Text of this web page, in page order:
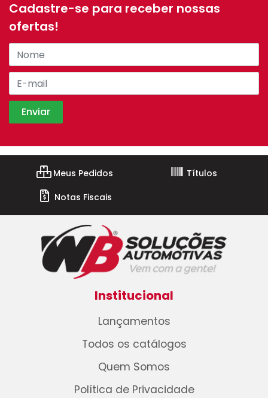
Cadastre-se para receber nossas
ofertas!
Meus Pedidos
Títulos
Notas Fiscais
Institucional
Lançamentos
Todos os catálogos
Quem Somos
Política de Privacidade